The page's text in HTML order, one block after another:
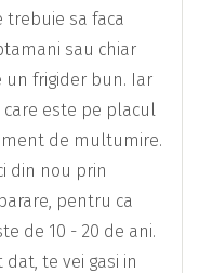
trebuie sa faca
sau chiar
frigider bun. Iar
este pe placul
de multumire.
din nou prin
pentru ca
de 10 - 20 de ani.
te vei gasi in